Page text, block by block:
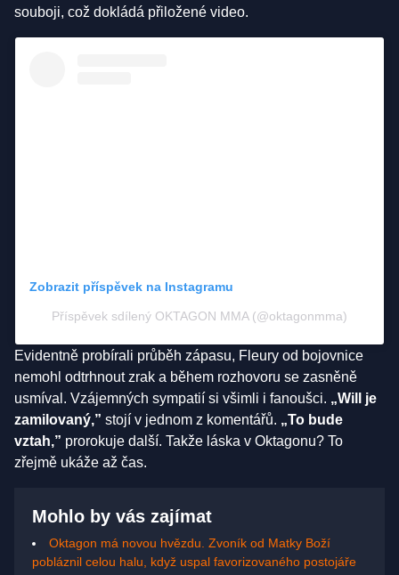
souboji, což dokládá přiložené video.
Zobrazit příspěvek na Instagramu
Příspěvek sdílený OKTAGON MMA (@oktagonmma)
Evidentně probírali průběh zápasu, Fleury od bojovnice
nemohl odtrhnout zrak a během rozhovoru se zasněně
usmíval. Vzájemných sympatií si všimli i fanoušci. „Will je
zamilovaný,” stojí v jednom z komentářů. „To bude
vztah,” prorokuje další. Takže láska v Oktagonu? To
zřejmě ukáže až čas.
Mohlo by vás zajímat
Oktagon má novou hvězdu. Zvoník od Matky Boží
pobláznil celou halu, když uspal favorizovaného postojáře